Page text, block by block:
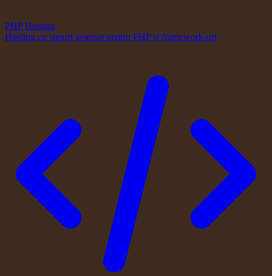
PHP Hosting
Hosting cu suport avansat pentru PHP și framework-uri